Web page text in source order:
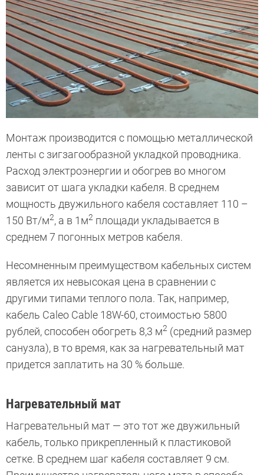
Монтаж производится с помощью металлической
ленты с зигзагообразной укладкой проводника.
Расход электроэнергии и обогрев во многом
зависит от шага укладки кабеля. В среднем
мощность двужильного кабеля составляет 110 –
150 Вт/м2, а в 1м2 площади укладывается в
среднем 7 погонных метров кабеля.
Несомненным преимуществом кабельных систем
является их невысокая цена в сравнении с
другими типами теплого пола. Так, например,
кабель Caleo Cable 18W-60, стоимостью 5800
рублей, способен обогреть 8,3 м2 (средний размер
санузла), в то время, как за нагревательный мат
придется заплатить на 30 % больше.
Нагревательный мат
Нагревательный мат — это тот же двужильный
кабель, только прикрепленный к пластиковой
сетке. В среднем шаг кабеля составляет 9 см.